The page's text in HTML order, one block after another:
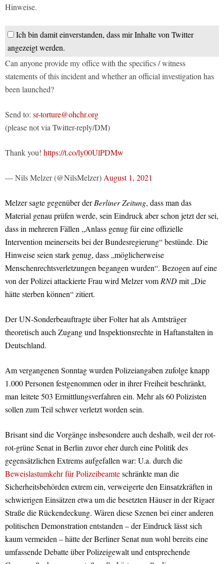
Hinweise.
Ich bin damit einverstanden, dass mir Inhalte von Twitter
angezeigt werden.
Can anyone provide my office with the specifics / witness
statements of this incident and whether an official investigation has
been launched?
Send to: sr-torture@ohchr.org
(please not via Twitter-reply/DM)
Thank you! https://t.co/ly00UlPDMw
— Nils Melzer (@NilsMelzer)August 1, 2021
Melzer sagte gegenüber derBerliner Zeitung, dass man das
Material genau prüfen werde, sein Eindruck aber schon jetzt der sei,
dass in mehreren Fällen „Anlass genug für eine offizielle
Intervention meinerseits bei der Bundesregierung“ bestünde. Die
Hinweise seien stark genug, dass „möglicherweise
Menschenrechtsverletzungen begangen wurden“. Bezogen auf eine
von der Polizei attackierte Frau wird Melzer vomRNDmit „Die
hätte sterben können“ zitiert.
Der UN-Sonderbeauftragte über Folter hat als Amtsträger
theoretisch auch Zugang und Inspektionsrechte in Haftanstalten in
Deutschland.
Am vergangenen Sonntag wurden Polizeiangaben zufolge knapp
1.000 Personen festgenommen oder in ihrer Freiheit beschränkt,
man leitete 503 Ermittlungsverfahren ein. Mehr als 60 Polizisten
sollen zum Teil schwer verletzt worden sein.
Brisant sind die Vorgänge insbesondere auch deshalb, weil der rot-
rot-grüne Senat in Berlin zuvor eher durch eine Politik des
gegensätzlichen Extrems aufgefallen war: U.a. durch die
Beweislastumkehr für Polizeibeamteschränkte man die
Sicherheitsbehörden extrem ein, verweigerte den Einsatzkräften in
schwierigen Einsätzen etwa um die besetzten Häuser in der Rigaer
Straße die Rückendeckung. Wären diese Szenen bei einer anderen
politischen Demonstration entstanden – der Eindruck lässt sich
kaum vermeiden – hätte der Berliner Senat nun wohl bereits eine
umfassende Debatte über Polizeigewalt und entsprechende